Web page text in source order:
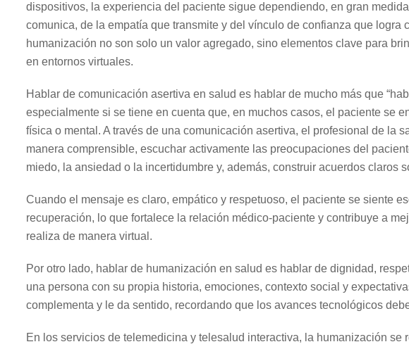
dispositivos, la experiencia del paciente sigue dependiendo, en gran
comunica, de la empatía que transmite y del vínculo de confianza que logra
humanización no son solo un valor agregado, sino elementos clave para
en entornos virtuales.
Hablar de comunicación asertiva en salud es hablar de mucho más que
especialmente si se tiene en cuenta que, en muchos casos, el paciente se
física o mental. A través de una comunicación asertiva, el profesional de la
manera comprensible, escuchar activamente las preocupaciones del
miedo, la ansiedad o la incertidumbre y, además, construir acuerdos claros
Cuando el mensaje es claro, empático y respetuoso, el paciente se siente
recuperación, lo que fortalece la relación médico-paciente y contribuye a
realiza de manera virtual.
Por otro lado, hablar de humanización en salud es hablar de dignidad,
una persona con su propia historia, emociones, contexto social y
complementa y le da sentido, recordando que los avances tecnológicos
En los servicios de telemedicina y telesalud interactiva, la humanización se